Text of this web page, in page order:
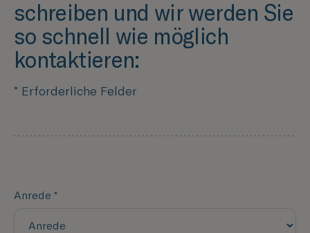
schreiben und wir werden Sie
so schnell wie möglich
kontaktieren:
* Erforderliche Felder
Anrede *